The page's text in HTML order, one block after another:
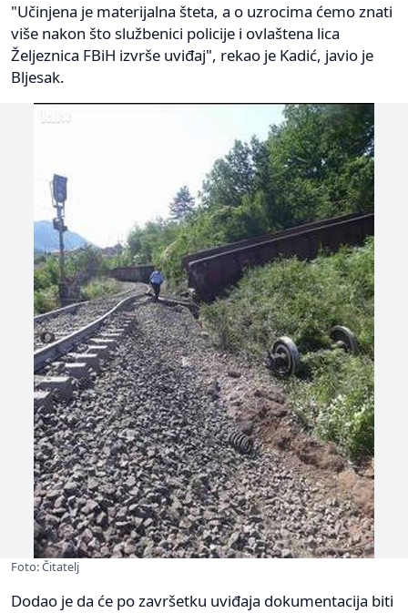
"Učinjena je materijalna šteta, a o uzrocima ćemo znati
više nakon što službenici policije i ovlaštena lica
Željeznica FBiH izvrše uviđaj", rekao je Kadić, javio je
Bljesak.
Foto: Čitatelj
Dodao je da će po završetku uviđaja dokumentacija biti